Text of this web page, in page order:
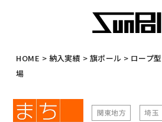
HOME > 納入実績 > 旗ポール > ロープ型
場
関東地方 埼玉